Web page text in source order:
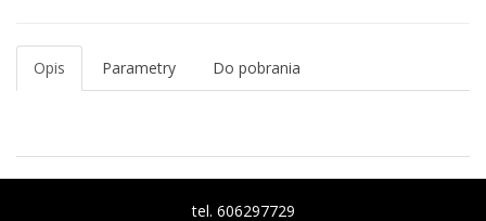
Opis Parametry Do pobrania
tel. 606297729